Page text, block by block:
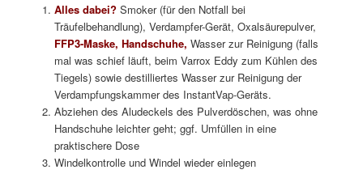
Alles dabei? Smoker (für den Notfall bei
Träufelbehandlung), Verdampfer-Gerät, Oxalsäurepulver,
FFP3-Maske, Handschuhe, Wasser zur Reinigung (falls
mal was schief läuft, beim Varrox Eddy zum Kühlen des
Tiegels) sowie destilliertes Wasser zur Reinigung der
Verdampfungskammer des InstantVap-Geräts.
Abziehen des Aludeckels des Pulverdöschen, was ohne
Handschuhe leichter geht; ggf. Umfüllen in eine
praktischere Dose
Windelkontrolle und Windel wieder einlegen